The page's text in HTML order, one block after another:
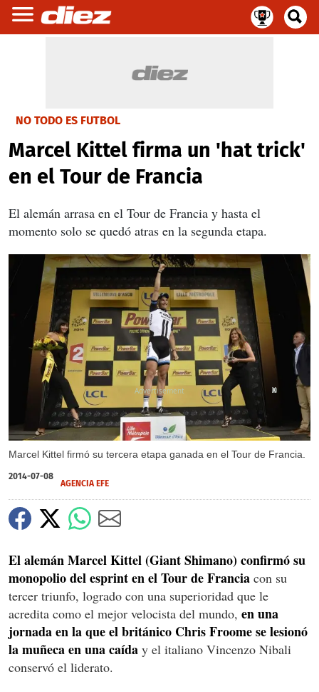
NO TODO ES FUTBOL
Marcel Kittel firma un 'hat trick'
en el Tour de Francia
El alemán arrasa en el Tour de Francia y hasta el
momento solo se quedó atras en la segunda etapa.
Marcel Kittel firmó su tercera etapa ganada en el Tour de Francia.
X
2014-07-08
AGENCIA EFE
El alemán Marcel Kittel (Giant Shimano) confirmó su
monopolio del esprint en el Tour de Francia con su
tercer triunfo, logrado con una superioridad que le
acredita como el mejor velocista del mundo, en una
jornada en la que el británico Chris Froome se lesionó
la muñeca en una caída y el italiano Vincenzo Nibali
conservó el liderato.